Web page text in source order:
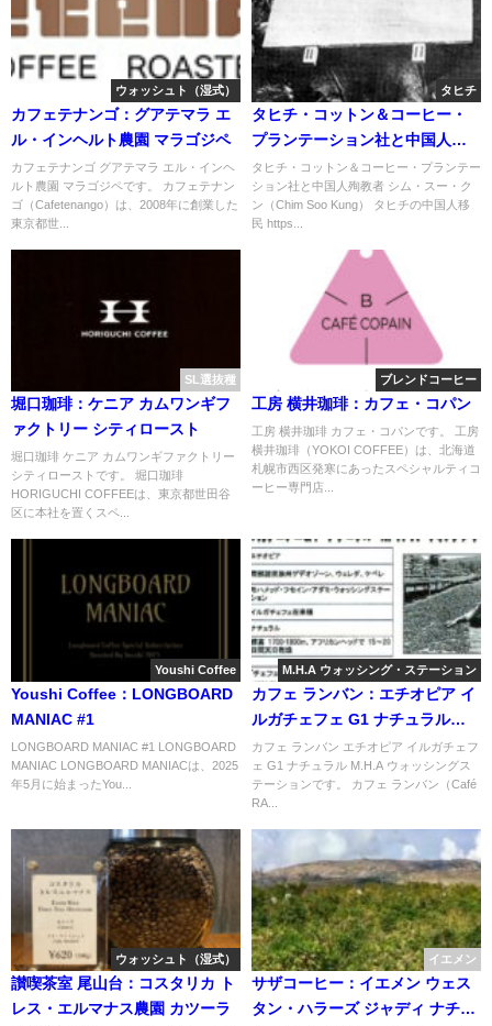
ウォッシュト（湿式）
カフェテナンゴ：グアテマラ エ
ル・インヘルト農園 マラゴジペ
カフェテナンゴ グアテマラ エル・インヘ
ルト農園 マラゴジペです。 カフェテナン
ゴ（Cafetenango）は、2008年に創業した
東京都世...
タヒチ
タヒチ・コットン＆コーヒー・
プランテーション社と中国人殉
教者 シム・スー・クン（Chim
Soo Kung）
タヒチ・コットン＆コーヒー・プランテー
ション社と中国人殉教者 シム・スー・ク
ン（Chim Soo Kung） タヒチの中国人移
民 https...
SL選抜種
堀口珈琲：ケニア カムワンギフ
ァクトリー シティロースト
堀口珈琲 ケニア カムワンギファクトリー
シティローストです。 堀口珈琲
HORIGUCHI COFFEEは、東京都世田谷
区に本社を置くスペ...
ブレンドコーヒー
工房 横井珈琲：カフェ・コパン
工房 横井珈琲 カフェ・コパンです。 工房
横井珈琲（YOKOI COFFEE）は、北海道
札幌市西区発寒にあったスペシャルティコ
ーヒー専門店...
Youshi Coffee
Youshi Coffee：LONGBOARD
MANIAC #1
LONGBOARD MANIAC #1 LONGBOARD
MANIAC LONGBOARD MANIACは、2025
年5月に始まったYou...
M.H.A ウォッシング・ステーション
カフェ ランバン：エチオピア イ
ルガチェフェ G1 ナチュラル
M.H.A ウォッシングステーショ
ン
カフェ ランバン エチオピア イルガチェフ
ェ G1 ナチュラル M.H.A ウォッシングス
テーションです。 カフェ ランバン（Café
RA...
ウォッシュト（湿式）
讃喫茶室 尾山台：コスタリカ ト
レス・エルマナス農園 カツーラ
イエメン
サザコーヒー：イエメン ウェス
タン・ハラーズ ジャディ ナチュ